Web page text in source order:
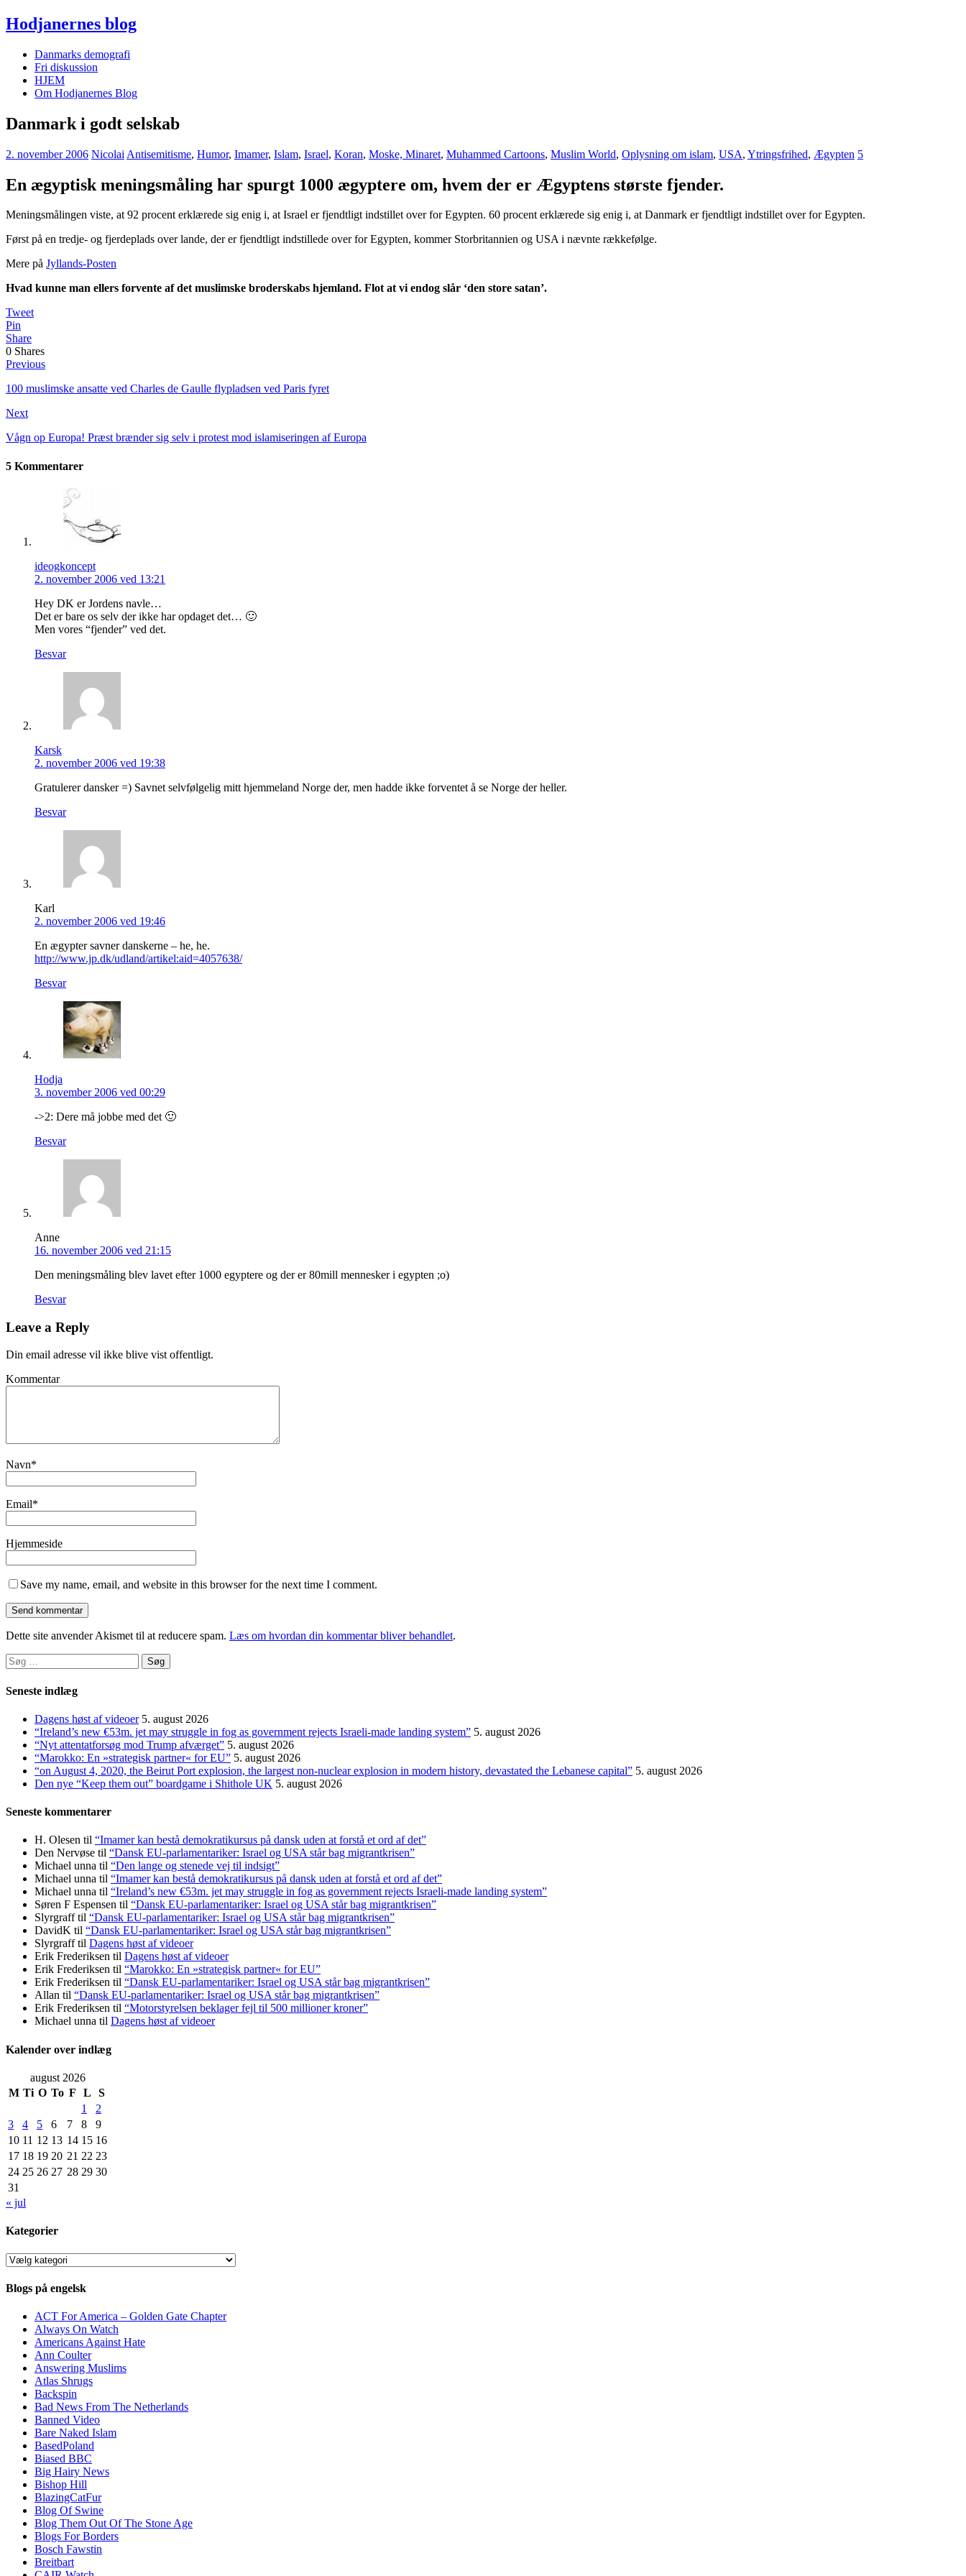
Hodjanernes blog
Danmarks demografi
Fri diskussion
HJEM
Om Hodjanernes Blog
Danmark i godt selskab
2. november 2006 Nicolai Antisemitisme, Humor, Imamer, Islam, Israel, Koran, Moske, Minaret, Muhammed Cartoons, Muslim World, Oplysning om islam, USA, Ytringsfrihed, Ægypten 5
En ægyptisk meningsmåling har spurgt 1000 ægyptere om, hvem der er Ægyptens største fjender.
Meningsmålingen viste, at 92 procent erklærede sig enig i, at Israel er fjendtligt indstillet over for Egypten. 60 procent erklærede sig enig i, at Danmark er fjendtligt indstillet over for Egypten.
Først på en tredje- og fjerdeplads over lande, der er fjendtligt indstillede over for Egypten, kommer Storbritannien og USA i nævnte rækkefølge.
Mere på Jyllands-Posten
Hvad kunne man ellers forvente af det muslimske broderskabs hjemland. Flot at vi endog slår ‘den store satan’.
Tweet
Pin
Share
0 Shares
Previous
100 muslimske ansatte ved Charles de Gaulle flypladsen ved Paris fyret
Next
Vågn op Europa! Præst brænder sig selv i protest mod islamiseringen af Europa
5 Kommentarer
ideogkoncept
2. november 2006 ved 13:21
Hey DK er Jordens navle…
Det er bare os selv der ikke har opdaget det… 🙂
Men vores “fjender” ved det.
Besvar
Karsk
2. november 2006 ved 19:38
Gratulerer dansker =) Savnet selvfølgelig mitt hjemmeland Norge der, men hadde ikke forventet å se Norge der heller.
Besvar
Karl
2. november 2006 ved 19:46
En ægypter savner danskerne – he, he.
http://www.jp.dk/udland/artikel:aid=4057638/
Besvar
Hodja
3. november 2006 ved 00:29
->2: Dere må jobbe med det 🙂
Besvar
Anne
16. november 2006 ved 21:15
Den meningsmåling blev lavet efter 1000 egyptere og der er 80mill mennesker i egypten ;o)
Besvar
Leave a Reply
Din email adresse vil ikke blive vist offentligt.
Kommentar
Navn*
Email*
Hjemmeside
Save my name, email, and website in this browser for the next time I comment.
Dette site anvender Akismet til at reducere spam. Læs om hvordan din kommentar bliver behandlet.
Søg
efter:
Seneste indlæg
Dagens høst af videoer 5. august 2026
“Ireland’s new €53m. jet may struggle in fog as government rejects Israeli-made landing system” 5. august 2026
“Nyt attentatforsøg mod Trump afværget” 5. august 2026
“Marokko: En »strategisk partner« for EU” 5. august 2026
“on August 4, 2020, the Beirut Port explosion, the largest non-nuclear explosion in modern history, devastated the Lebanese capital” 5. august 2026
Den nye “Keep them out” boardgame i Shithole UK 5. august 2026
Seneste kommentarer
H. Olesen til “Imamer kan bestå demokratikursus på dansk uden at forstå et ord af det”
Den Nervøse til “Dansk EU-parlamentariker: Israel og USA står bag migrantkrisen”
Michael unna til “Den lange og stenede vej til indsigt”
Michael unna til “Imamer kan bestå demokratikursus på dansk uden at forstå et ord af det”
Michael unna til “Ireland’s new €53m. jet may struggle in fog as government rejects Israeli-made landing system”
Søren F Espensen til “Dansk EU-parlamentariker: Israel og USA står bag migrantkrisen”
Slyrgrafftil “Dansk EU-parlamentariker: Israel og USA står bag migrantkrisen”
DavidK til “Dansk EU-parlamentariker: Israel og USA står bag migrantkrisen”
Slyrgrafftil Dagens høst af videoer
Erik Frederiksen til Dagens høst af videoer
Erik Frederiksen til “Marokko: En »strategisk partner« for EU”
Erik Frederiksen til “Dansk EU-parlamentariker: Israel og USA står bag migrantkrisen”
Allan til “Dansk EU-parlamentariker: Israel og USA står bag migrantkrisen”
Erik Frederiksen til “Motorstyrelsen beklager fejl til 500 millioner kroner”
Michael unna til Dagens høst af videoer
Kalender over indlæg
august 2026
M Ti O To F L
S
1
2
3
4 5 6 7 8
9
10 11 12 13 14 15 16
17 18 19 20 21 22 23
24 25 26 27 28 29 30
31
« jul
Kategorier
Kategorier
Blogs på engelsk
ACT For America – Golden Gate Chapter
Always On Watch
Americans Against Hate
Ann Coulter
Answering Muslims
Atlas Shrugs
Backspin
Bad News From The Netherlands
Banned Video
Bare Naked Islam
BasedPoland
Biased BBC
Big Hairy News
Bishop Hill
BlazingCatFur
Blog Of Swine
Blog Them Out Of The Stone Age
Blogs For Borders
Bosch Fawstin
Breitbart